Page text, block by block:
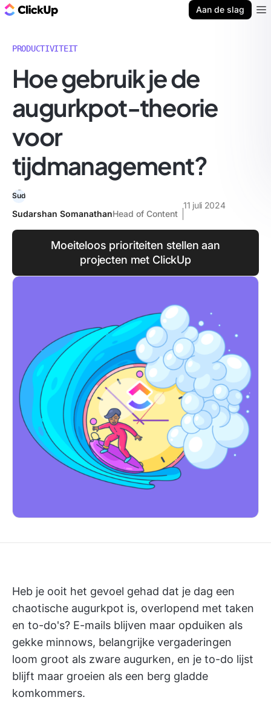
Aan de slag
PRODUCTIVITEIT
Hoe gebruik je de
augurkpot-theorie
voor
tijdmanagement?
Sudarshan SomanathanHead of Content
11 juli 2024
Moeiteloos prioriteiten stellen aan
projecten met ClickUp
Heb je ooit het gevoel gehad dat je dag een
chaotische augurkpot is, overlopend met taken
en to-do's? E-mails blijven maar opduiken als
gekke minnows, belangrijke vergaderingen
loom groot als zware augurken, en je to-do lijst
blijft maar groeien als een berg gladde
komkommers.